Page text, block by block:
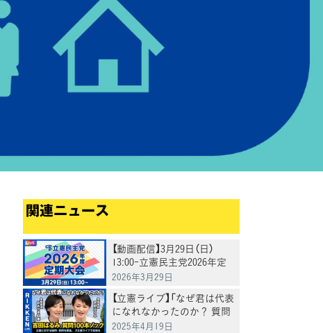
関連ニュース
【動画配信】3月29日（日）
13:00-立憲民主党2026年定
期大会を生配信
2026年3月29日
【立憲ライブ】「なぜ君は代表
になれなかったのか？ 質問
100本ノック」吉田はるみ×
2025年4月19日